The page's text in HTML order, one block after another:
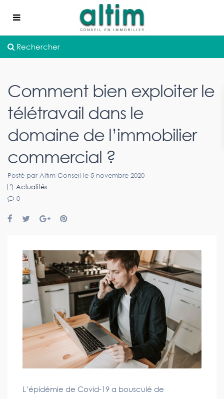
Rechercher
Comment bien exploiter le
télétravail dans le
domaine de l’immobilier
commercial ?
Posté par Altim Conseil le 5 novembre 2020
Actualités
0
L’épidémie de Covid-19 a bousculé de